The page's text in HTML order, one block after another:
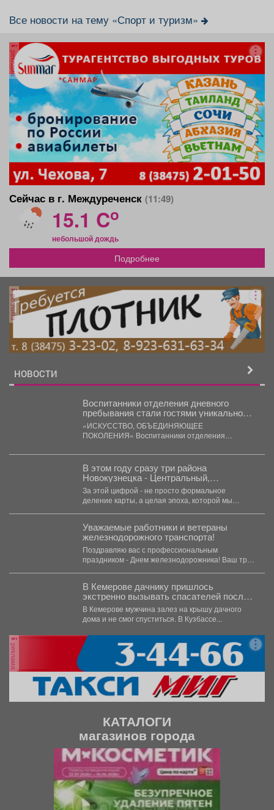
Все новости на тему «Спорт и туризм»
реклама
Сейчас в г. Междуреченск (11:49)
15.1 Co
небольшой дождь
Подробнее
реклама
НОВОСТИ
Воспитанники отделения дневного
пребывания стали гостями уникальной
художественной выставки.
«ИСКУССТВО, ОБЪЕДИНЯЮЩЕЕ
ПОКОЛЕНИЯ» Воспитанники отделения
художественной выставки. Для ребят...
В этом году сразу три района
Новокузнецка - Центральный,
Куйбышевский и Кузнецкий - отмечают
85-летие со дня образования.
За этой цифрой - не просто формальное
деление карты, а целая эпоха, которой мы
Уважаемые работники и ветераны
железнодорожного транспорта!
Поздравляю вас с профессиональным
праздником - Днем железнодорожника! Ваш труд
В Кемерове дачнику пришлось
экстренно вызывать спасателей после
работ на участке
В Кемерове мужчина залез на крышу дачного
дома и не смог спуститься. В Кузбассе...
реклама
КАТАЛОГИ
магазинов города